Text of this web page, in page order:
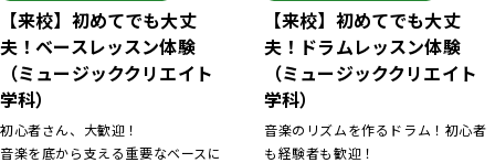
【来校】初めてでも大丈
夫！ベースレッスン体験
（ミュージッククリエイト
学科）
初心者さん、大歓迎！
音楽を底から支える重要なベースに
【来校】初めてでも大丈
夫！ドラムレッスン体験
（ミュージッククリエイト
学科）
音楽のリズムを作るドラム！初心者
も経験者も歓迎！